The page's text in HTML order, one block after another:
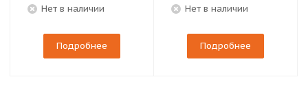
Нет в наличии
Подробнее
Нет в наличии
Подробнее